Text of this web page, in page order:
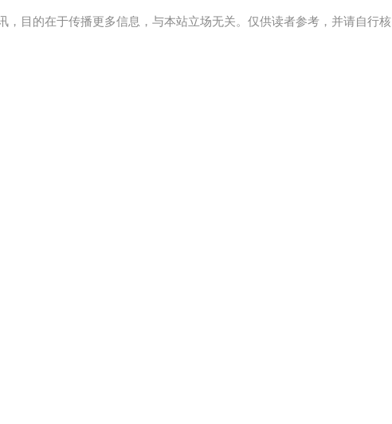
，目的在于传播更多信息，与本站立场无关。仅供读者参考，并请自行核